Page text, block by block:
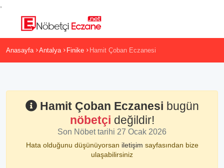
Anasayfa Antalya Finike Hamit Çoban Eczanesi
Hamit Çoban Eczanesi bugün
nöbetçi değildir!
Son Nöbet tarihi 27 Ocak 2026
Hata olduğunu düşünüyorsan iletişim sayfasından bize
ulaşabilirsiniz